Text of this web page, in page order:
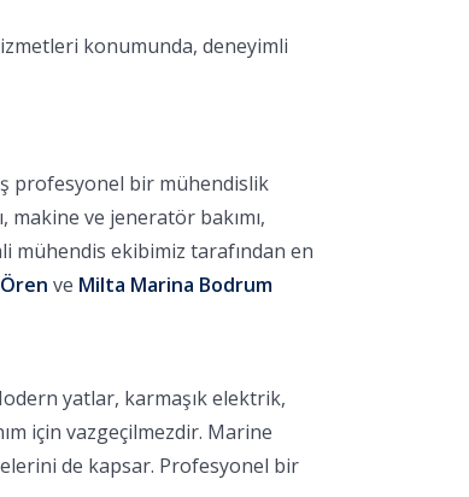
konumunda, deneyimli
profesyonel bir mühendislik
ve jeneratör bakımı,
mühendis ekibimiz tarafından en
ve Milta Marina Bodrum
yatlar, karmaşık elektrik,
için vazgeçilmezdir. Marine
de kapsar. Profesyonel bir